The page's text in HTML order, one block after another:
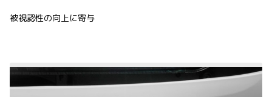
被視認性の向上に寄与